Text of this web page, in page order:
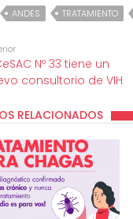
ANDES TRATAMIENTO
Nº 33 tiene un
consultorio de VIH
RELACIONADOS